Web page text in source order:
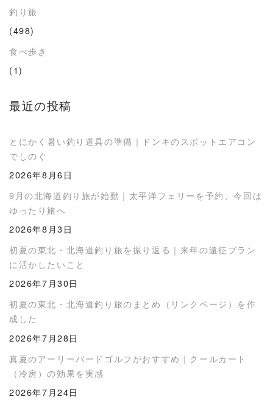
釣り旅
(498)
食べ歩き
(1)
最近の投稿
とにかく暑い釣り道具の準備｜ドンキのスポットエアコン
でしのぐ
2026年8月6日
9月の北海道釣り旅が始動｜太平洋フェリーを予約、今回は
ゆったり旅へ
2026年8月3日
初夏の東北・北海道釣り旅を振り返る｜来年の遠征プラン
に活かしたいこと
2026年7月30日
初夏の東北・北海道釣り旅のまとめ（リンクページ）を作
成した
2026年7月28日
真夏のアーリーバードゴルフがおすすめ｜クールカート
（冷房）の効果を実感
2026年7月24日